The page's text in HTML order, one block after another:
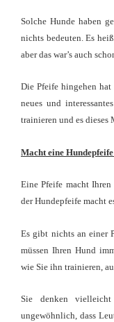
Solche Hunde haben
nichts bedeuten. Es
aber das war’s auch
Die Pfeife hingehen
neues und
trainieren und es
Macht eine
Eine Pfeife macht
der Hundepfeife macht
Es gibt nichts an einer
müssen Ihren Hund
wie Sie ihn trainieren,
Sie denken
ungewöhnlich, dass